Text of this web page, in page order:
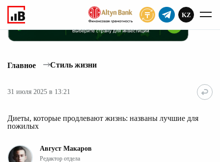
KZ
Главное Стиль жизни
31 июля 2025 в 13:21
Диеты, которые продлевают жизнь: названы лучшие для
пожилых
Август Макаров
Редактор отдела